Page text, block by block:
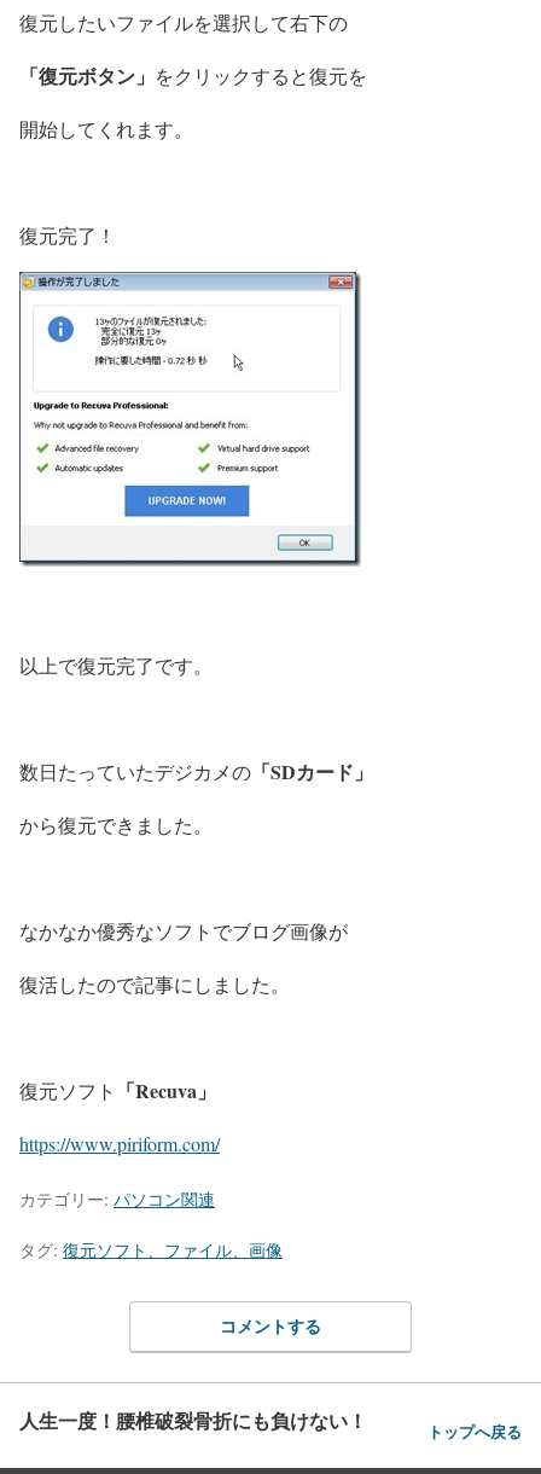
復元したいファイルを選択して右下の
「復元ボタン」 をクリックすると復元を
開始してくれます。
復元完了！
以上で復元完了です。
数日たっていたデジカメの 「SDカード」
から復元できました。
なかなか優秀なソフトでブログ画像が
復活したので記事にしました。
復元ソフト 「Recuva」
https://www.piriform.com/
カテゴリー: パソコン関連
タグ: 復元ソフト、ファイル、画像
コメントする
人生一度！腰椎破裂骨折にも負けない！ トップへ戻る